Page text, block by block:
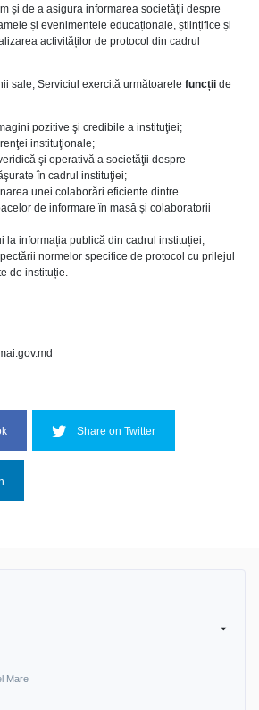
și de a asigura informarea societății despre
și evenimentele educaționale, științifice și
activităților de protocol din cadrul
sale, Serviciul exercită următoarele funcții de
pozitive şi credibile a instituţiei;
instituţionale;
şi operativă a societăţii despre
în cadrul instituţiei;
unei colaborări eficiente dintre
de informare în masă și colaboratorii
la informația publică din cadrul instituției;
normelor specifice de protocol cu prilejul
de instituție.
Share on Twitter
Mare